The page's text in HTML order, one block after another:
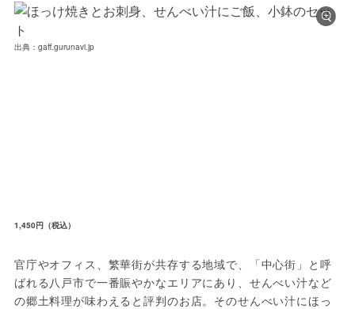
出典：gaff.gurunavi.jp
1,450円（税込）
官庁やオフィス、繁華街が共存する地域で、「中心街」と呼
ばれる八戸市で一番賑やかなエリアにあり、せんべい汁など
の郷土料理が味わえると評判のお店。そのせんべい汁にほっ